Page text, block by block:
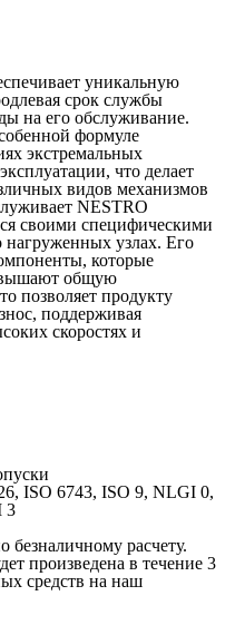
уникальную
срок службы
на его обслуживание.
формуле
экстремальных
что делает
видов механизмов
NESTRO
своими специфическими
нагруженных узлах. Его
которые
общую
позволяет продукту
поддерживая
скоростях и
ISO 6743, ISO 9, NLGI 0,
3
безналичному расчету.
произведена в течение 3
средств на наш